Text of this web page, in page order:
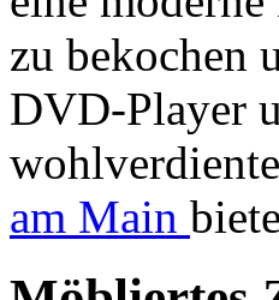
zu bekochen
DVD-Player
am Main